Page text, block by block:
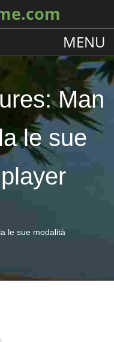
MENU
Man
le sue
le sue modalità